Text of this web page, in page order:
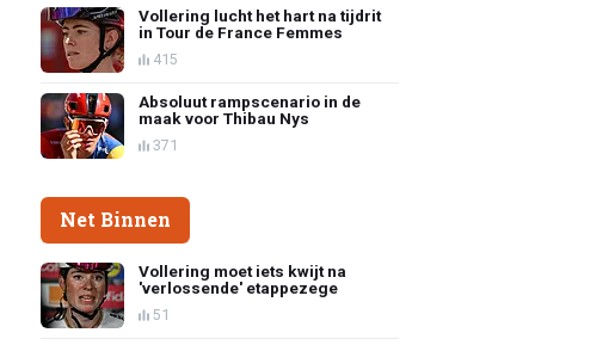
Vollering lucht het hart na tijdrit
in Tour de France Femmes
415
Absoluut rampscenario in de
maak voor Thibau Nys
371
Net Binnen
Vollering moet iets kwijt na
'verlossende' etappezege
51